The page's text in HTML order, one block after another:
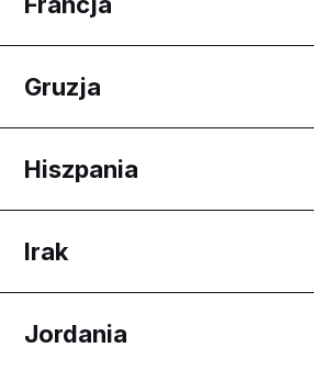
Calabarzon
Davao Region
Regiony
Nouvelle-Aquitaine
Gruzja
Regiony
Adjara
Hiszpania
Regiony
Aragón
Irak
Regiony
Jordania